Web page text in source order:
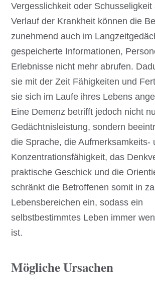
Vergesslichkeit oder Schusseligkeit
Verlauf der Krankheit können die
zunehmend auch im
gespeicherte Informationen,
Erlebnisse nicht mehr abrufen.
sie mit der Zeit Fähigkeiten und
sie sich im Laufe ihres Lebens
Eine Demenz betrifft jedoch nicht
Gedächtnisleistung, sondern
die Sprache, die Aufmerksamkeits-
Konzentrationsfähigkeit, das
praktische Geschick und die
schränkt die Betroffenen somit in
Lebensbereichen ein, sodass ein
selbstbestimmtes Leben immer
ist.
Mögliche Ursachen